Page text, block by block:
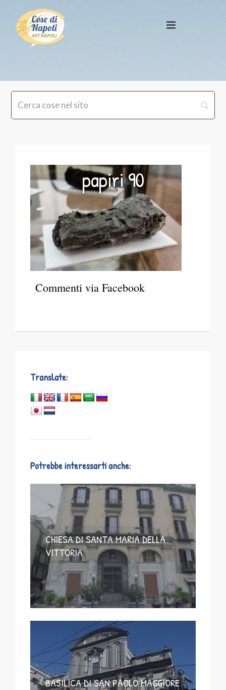
papiri 90
Commenti via Facebook
Translate:
Potrebbe interessarti anche:
CHIESA DI SANTA MARIA DELLA
VITTORIA
BASILICA DI SAN PAOLO MAGGIORE